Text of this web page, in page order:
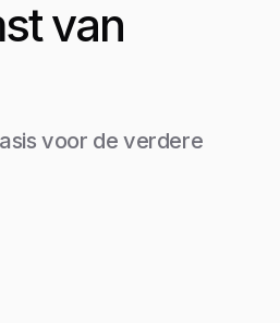
van
voor de verdere